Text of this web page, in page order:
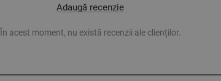
Adaugă recenzie
În acest moment, nu există recenzii ale clienților.